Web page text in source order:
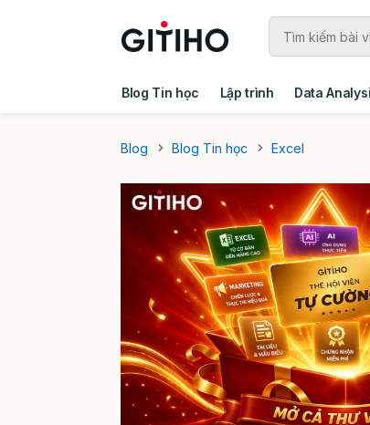
Blog Tin học Lập trình Data
Blog
Blog Tin học Excel